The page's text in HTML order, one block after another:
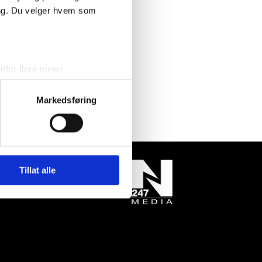
Du velger hvem som
flere meter
hvordan de skal brukes.
partnerne våre innen
du har gjort tilgjengelig for
Markedsføring
Tillat alle